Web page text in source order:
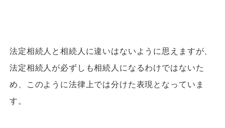
法定相続人と相続人に違いはないように思えますが、
法定相続人が必ずしも相続人になるわけではないた
め、このように法律上では分けた表現となっていま
す。